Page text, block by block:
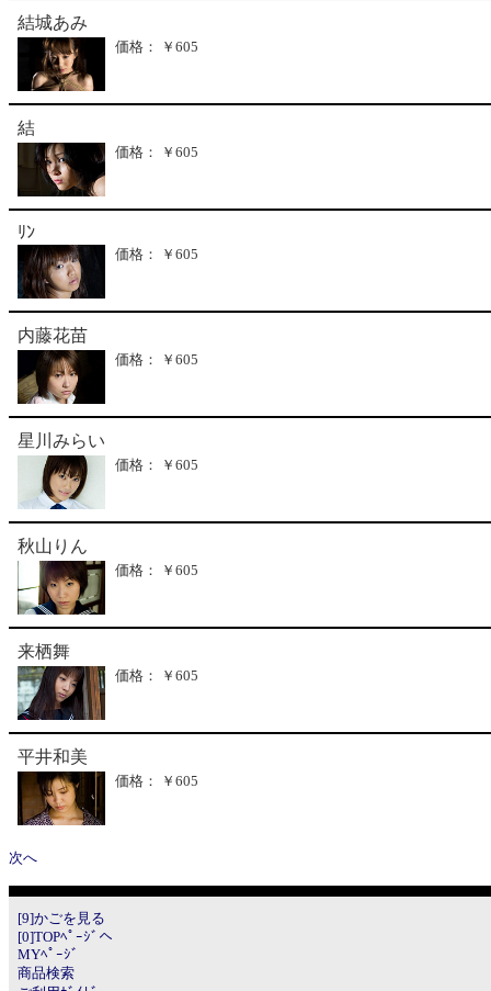
結城あみ
価格： ￥605
結
価格： ￥605
ﾘﾝ
価格： ￥605
内藤花苗
価格： ￥605
星川みらい
価格： ￥605
秋山りん
価格： ￥605
来栖舞
価格： ￥605
平井和美
価格： ￥605
次へ
[9]かごを見る
[0]TOPﾍﾟｰｼﾞへ
MYﾍﾟｰｼﾞ
商品検索